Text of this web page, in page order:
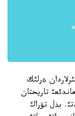
ةرلئك
تاريحتان
بذل تؤرالئ